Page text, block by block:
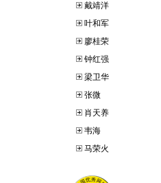
戴靖洋
叶和军
廖桂荣
钟红强
梁卫华
张微
肖天养
韦海
马荣火